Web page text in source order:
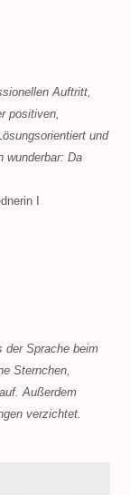
Auftritt,
positiven,
und
wunderbar: Da
I
der Sprache beim
Sternchen,
Außerdem
verzichtet.